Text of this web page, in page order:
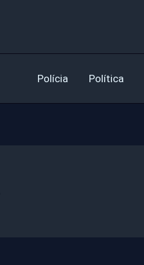
Polícia Política